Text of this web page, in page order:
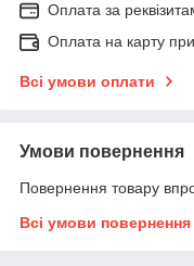
Оплата за
Оплата на карту
Всі умови оплати
Умови повернення
Повернення товару
Всі умови повернення